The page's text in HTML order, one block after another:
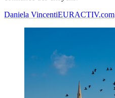
Daniela VincentiEURACTIV.com